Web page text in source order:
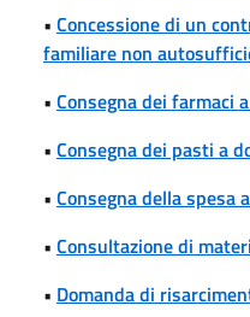
• Concessione di un
familiare non
• Consegna dei farmaci
• Consegna dei pasti a
• Consegna della spesa
• Consultazione di
• Domanda di